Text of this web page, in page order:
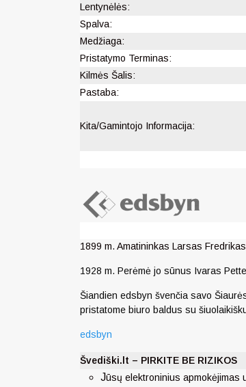
Lentynėlės:
Spalva:
Medžiaga:
Pristatymo Terminas:
Kilmės Šalis:
Pastaba:
Kita/Gamintojo Informacija:
1899 m. Amatininkas Larsas
1928 m. Perėmė jo sūnus Ivaras
Šiandien edsbyn švenčia savo
pristatome biuro baldus su
edsbyn
Švediški.lt – PIRKITE BE RIZIKOS
Jūsų elektroninius apmokėjimas